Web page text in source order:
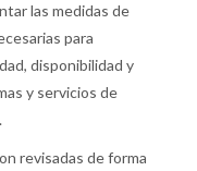
las medidas de
para
disponibilidad y
y servicios de
revisadas de forma